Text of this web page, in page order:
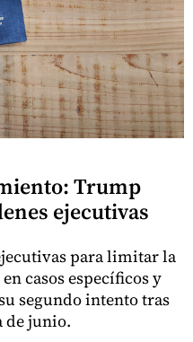
Trump
ejecutivas
para limitar la
casos específicos y
segundo intento tras
de junio.